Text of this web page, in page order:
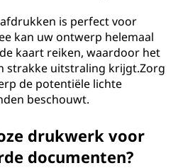
is perfect voor
kan uw ontwerp helemaal
kaart reiken, waardoor het
strakke uitstraling krijgt.Zorg
de potentiële lichte
beschouwt.
drukwerk voor
documenten?